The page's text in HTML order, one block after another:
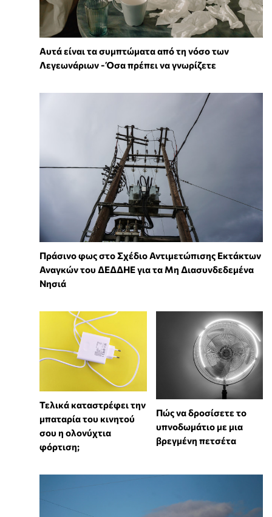
Αυτά είναι τα συμπτώματα από τη νόσο των
Λεγεωνάριων - Όσα πρέπει να γνωρίζετε
Πράσινο φως στο Σχέδιο Αντιμετώπισης Εκτάκτων
Αναγκών του ΔΕΔΔΗΕ για τα Μη Διασυνδεδεμένα
Νησιά
Τελικά καταστρέφει την
μπαταρία του κινητού
σου η ολονύχτια
φόρτιση;
Πώς να δροσίσετε το
υπνοδωμάτιο με μια
βρεγμένη πετσέτα